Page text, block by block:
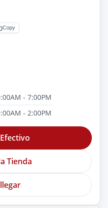
Copy
- 7:00PM
- 2:00PM
Tienda